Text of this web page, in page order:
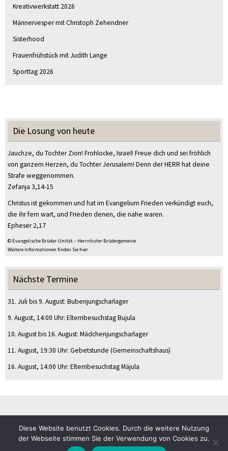
Kreativwerkstatt 2026
Männervesper mit Christoph Zehendner
Sisterhood
Frauenfrühstück mit Judith Lange
Sporttag 2026
Die Losung von heute
Jauchze, du Tochter Zion! Frohlocke, Israel! Freue dich und sei fröhlich
von ganzem Herzen, du Tochter Jerusalem! Denn der HERR hat deine
Strafe weggenommen.
Zefanja 3,14-15
Christus ist gekommen und hat im Evangelium Frieden verkündigt euch,
die ihr fern wart, und Frieden denen, die nahe waren.
Epheser 2,17
© Evangelische Brüder-Unität – Herrnhuter Brüdergemeine
Weitere Informationen finden Sie hier
Nächste Termine
31. Juli bis9. August: Bubenjungscharlager
9. August, 14:00 Uhr: Elternbesuchstag Bujula
10. Augustbis16. August: Mädchenjungscharlager
11. August, 19:30 Uhr: Gebetstunde (Gemeinschaftshaus)
16. August, 14:00 Uhr: Elternbesuchstag Mäjula
© CVJM Sulz am Eck e.V.
Impressum Datenschutz
Diese Website benutzt Cookies. Durch die weitere Nutzung
der Webseite stimmen Sie der Verwendung von Cookies zu.